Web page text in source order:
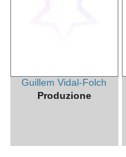
Guillem Vidal-Folch
Produzione